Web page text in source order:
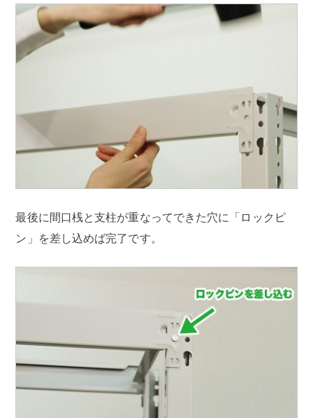
最後に間口桟と支柱が重なってできた穴に「ロックピ
ン」を差し込めば完了です。